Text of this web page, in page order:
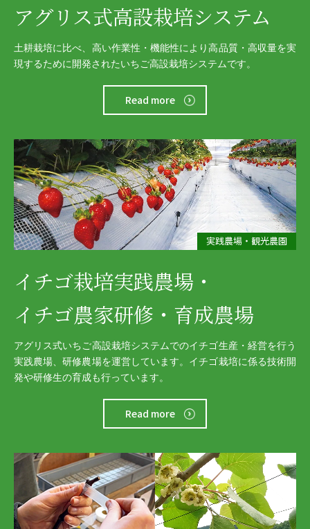
アグリス式高設栽培システム
土耕栽培に比べ、高い作業性・機能性により高品質・高収量を実
現するために開発されたいちご高設栽培システムです。
Read more
実践農場・観光農園
イチゴ栽培実践農場・
イチゴ農家研修・育成農場
アグリス式いちご高設栽培システムでのイチゴ生産・経営を行う
実践農場、研修農場を運営しています。イチゴ栽培に係る技術開
発や研修生の育成も行っています。
Read more